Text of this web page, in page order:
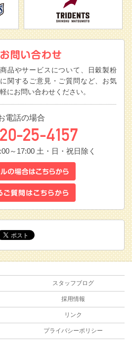
商品やサービスについて、日穀製粉
に関するご意見・ご質問など、お気
軽にお問い合わせください。
電話の場合
～17:00土・日・祝日除く
スタッフブログ
採用情報
リンク
プライバシーポリシー